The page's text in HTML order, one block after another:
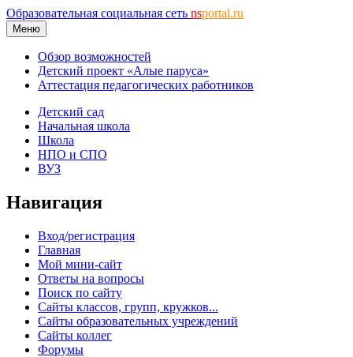
Образовательная социальная сеть nsportal.ru
Меню
Обзор возможностей
Детский проект «Алые паруса»
Аттестация педагогических работников
Детский сад
Начальная школа
Школа
НПО и СПО
ВУЗ
Навигация
Вход/регистрация
Главная
Мой мини-сайт
Ответы на вопросы
Поиск по сайту
Сайты классов, групп, кружков...
Сайты образовательных учреждений
Сайты коллег
Форумы